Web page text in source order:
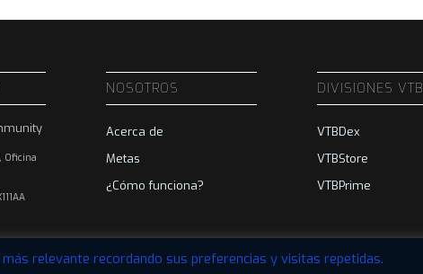
Oficina
NOSOTROS
Acerca de
Metas
¿Cómo funciona?
DIVISIONES VTB
VTBDex
VTBStore
VTBPrime
relevante recordando sus preferencias y visitas repetidas.